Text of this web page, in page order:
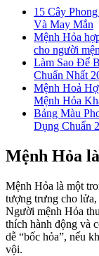
15 Cây
Và May Mắn
Mệnh Hỏa
cho người
Làm Sao Để
Chuẩn Nhất
Mệnh Hoả
Mệnh Hỏa
Bảng Màu
Dụng Chuẩn
Mệnh Hỏa
Mệnh Hỏa là một
tượng trưng cho lửa,
Người mệnh Hỏa
thích hành động và
dễ “bốc hỏa”, nếu
vội.